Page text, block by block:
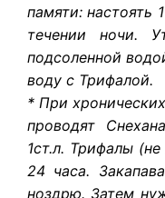
памяти: настоять
течении ночи.
подсоленной
воду с Трифалой.
* При
проводят
1ст.л. Трифалы
24 часа.
ноздрю. Затем